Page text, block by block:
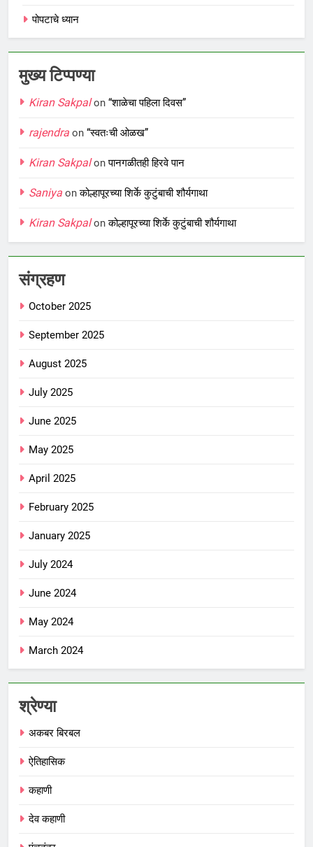
पोपटाचे ध्यान
मुख्य टिप्पण्या
Kiran Sakpalon “शाळेचा पहिला दिवस”
rajendra on “स्वतःची ओळख”
Kiran Sakpalonपानगळीतही हिरवे पान
Saniya onकोल्हापूरच्या शिर्के कुटुंबाची शौर्यगाथा
Kiran Sakpalonकोल्हापूरच्या शिर्के कुटुंबाची शौर्यगाथा
संग्रहण
October 2025
September 2025
August 2025
July 2025
June 2025
May 2025
April 2025
February 2025
January 2025
July 2024
June 2024
May 2024
March 2024
श्रेण्या
अकबर बिरबल
ऐतिहासिक
कहाणी
देव कहाणी